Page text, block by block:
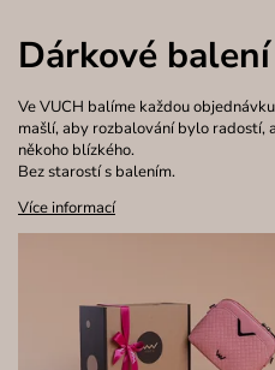
Dárkové balení
Ve VUCH balíme každou
mašlí, aby rozbalování bylo radostí,
někoho blízkého.
Bez starostí s balením.
Více informací